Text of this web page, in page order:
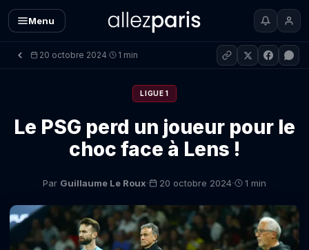
Menu
20 octobre 2024· 1 min
LIGUE 1
Le PSG perd un joueur pour le
choc face à Lens !
Par Guillaume Le Roux· 20 octobre 2024· 1 min